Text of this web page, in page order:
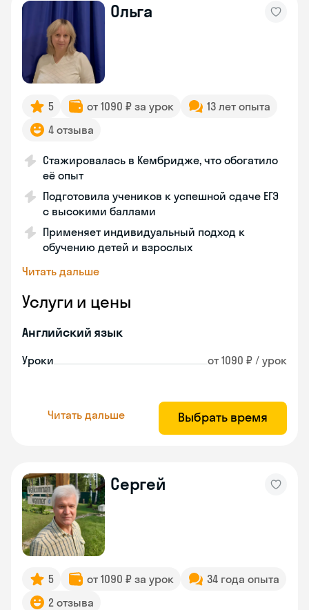
Ольга
5 от 1090 ₽ за урок
13 лет опыта
4 отзыва
Стажировалась в Кембридже, что обогатило
её опыт
Подготовила учеников к успешной сдаче ЕГЭ
с высокими баллами
Применяет индивидуальный подход к
обучению детей и взрослых
Читать дальше
Услуги и цены
Английский язык
Уроки от 1090 ₽ / урок
Читать дальше Выбрать время
Сергей
5 от 1090 ₽ за урок
34 года опыта
2 отзыва